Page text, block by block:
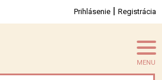
Prihlásenie | Registrácia
MENU